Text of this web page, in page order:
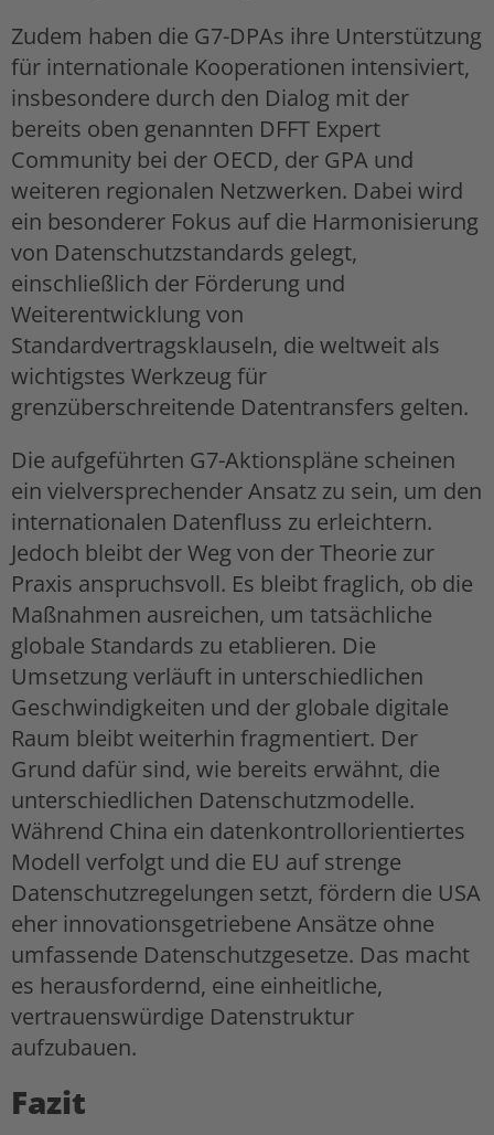
Zudem haben die G7-DPAs ihre Unterstützung
für internationale Kooperationen intensiviert,
insbesondere durch den Dialog mit der
bereits oben genannten DFFT Expert
Community bei der OECD, der GPA und
weiteren regionalen Netzwerken. Dabei wird
ein besonderer Fokus auf die Harmonisierung
von Datenschutzstandards gelegt,
einschließlich der Förderung und
Weiterentwicklung von
Standardvertragsklauseln, die weltweit als
wichtigstes Werkzeug für
grenzüberschreitende Datentransfers gelten.
Die aufgeführten G7-Aktionspläne scheinen
ein vielversprechender Ansatz zu sein, um den
internationalen Datenfluss zu erleichtern.
Jedoch bleibt der Weg von der Theorie zur
Praxis anspruchsvoll. Es bleibt fraglich, ob die
Maßnahmen ausreichen, um tatsächliche
globale Standards zu etablieren. Die
Umsetzung verläuft in unterschiedlichen
Geschwindigkeiten und der globale digitale
Raum bleibt weiterhin fragmentiert. Der
Grund dafür sind, wie bereits erwähnt, die
unterschiedlichen Datenschutzmodelle.
Während China ein datenkontrollorientiertes
Modell verfolgt und die EU auf strenge
Datenschutzregelungen setzt, fördern die USA
eher innovationsgetriebene Ansätze ohne
umfassende Datenschutzgesetze. Das macht
es herausfordernd, eine einheitliche,
vertrauenswürdige Datenstruktur
aufzubauen.
Fazit